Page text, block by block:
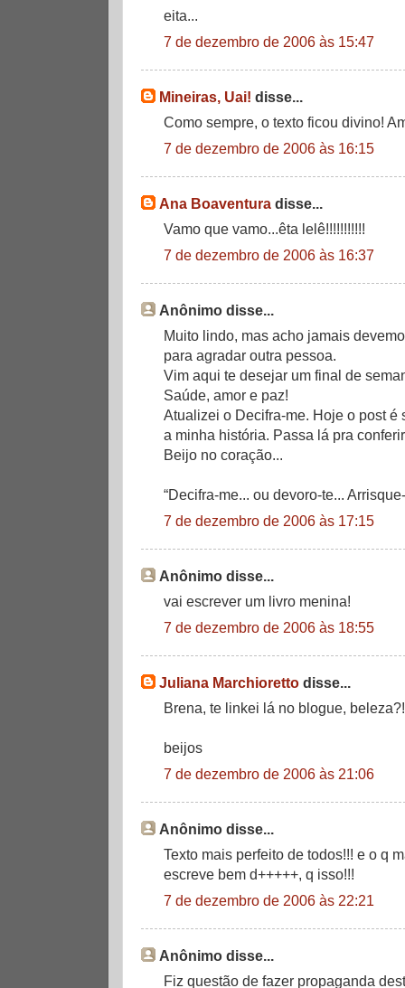
eita...
7 de dezembro de 2006 às 15:47
Mineiras, Uai! disse...
Como sempre, o texto ficou divino!
7 de dezembro de 2006 às 16:15
Ana Boaventura disse...
Vamo que vamo...êta lelê!!!!!!!!!!!
7 de dezembro de 2006 às 16:37
Anônimo disse...
Muito lindo, mas acho jamais
para agradar outra pessoa.
Vim aqui te desejar um final de
Saúde, amor e paz!
Atualizei o Decifra-me. Hoje o post é
a minha história. Passa lá pra
Beijo no coração...
“Decifra-me... ou devoro-te...
7 de dezembro de 2006 às 17:15
Anônimo disse...
vai escrever um livro menina!
7 de dezembro de 2006 às 18:55
Juliana Marchioretto disse...
Brena, te linkei lá no blogue, beleza?!
beijos
7 de dezembro de 2006 às 21:06
Anônimo disse...
Texto mais perfeito de todos!!! e o q
escreve bem d+++++, q isso!!!
7 de dezembro de 2006 às 22:21
Anônimo disse...
Fiz questão de fazer propaganda